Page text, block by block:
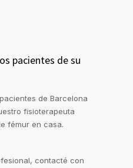
pacientes de su
de Barcelona
fisioterapeuta
fémur en casa.
contacté con